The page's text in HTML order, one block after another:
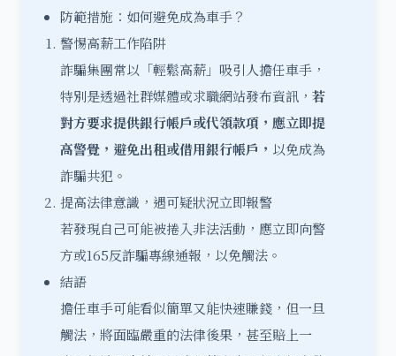
防範措施：如何避免成為車手？
警惕高薪工作陷阱
詐騙集團常以「輕鬆高薪」吸引人擔任車手，
特別是透過社群媒體或求職網站發布資訊， 若
對方要求提供銀行帳戶或代領款項，應立即提
高警覺，避免出租或借用銀行帳戶， 以免成為
詐騙共犯。
提高法律意識，遇可疑狀況立即報警
若發現自己可能被捲入非法活動，應立即向警
方或165反詐騙專線通報，以免觸法。
結語
擔任車手可能看似簡單又能快速賺錢，但一旦
觸法，將面臨嚴重的法律後果，甚至賠上一